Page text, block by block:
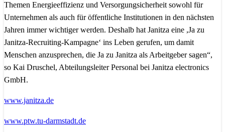
Themen Energieeffizienz und Versorgungsicherheit sowohl für
Unternehmen als auch für öffentliche Institutionen in den nächsten
Jahren immer wichtiger werden. Deshalb hat Janitza eine ,Ja zu
Janitza-Recruiting-Kampagne‘ ins Leben gerufen, um damit
Menschen anzusprechen, die Ja zu Janitza als Arbeitgeber sagen“,
so Kai Druschel, Abteilungsleiter Personal bei Janitza electronics
GmbH.
www.janitza.de
www.ptw.tu-darmstadt.de